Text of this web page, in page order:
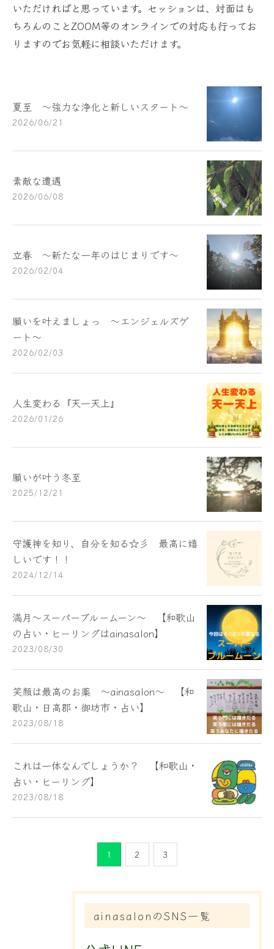
いただければと思っています。セッションは、対面はも
ちろんのことZOOM等のオンラインでの対応も行ってお
りますのでお気軽に相談いただけます。
夏至 ～強力な浄化と新しいスタート～
2026/06/21
素敵な遭遇
2026/06/08
立春 ～新たな一年のはじまりです～
2026/02/04
願いを叶えましょっ ～エンジェルズゲ
ート～
2026/02/03
人生変わる『天一天上』
2026/01/26
願いが叶う冬至
2025/12/21
守護神を知り、自分を知る☆彡 最高に嬉
しいです！！
2024/12/14
満月～スーパーブルームーン～ 【和歌山
の占い・ヒーリングはainasalon】
2023/08/30
笑顔は最高のお薬 ～ainasalon～ 【和
歌山・日高郡・御坊市・占い】
2023/08/18
これは一体なんでしょうか？ 【和歌山・
占い・ヒーリング】
2023/08/18
1 2 3
ainasalonのSNS一覧